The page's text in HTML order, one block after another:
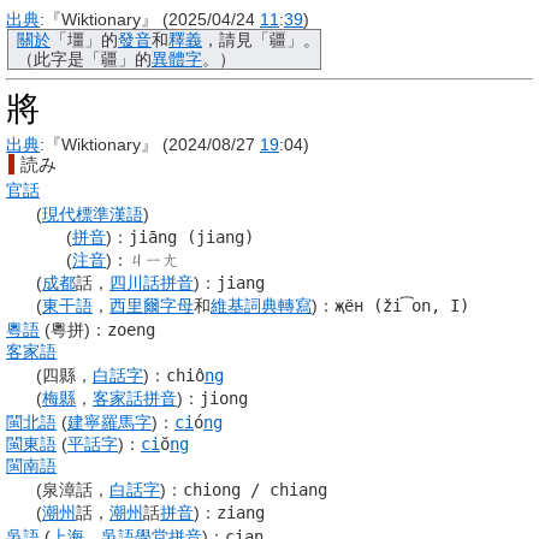
出典:『Wiktionary』 (2025/04/24 11 :39)
關於 「壃 」的發音和釋義 ，請見「疆 」。
（此字是「疆 」的異體字。）
將
出典:『Wiktionary』 (2024/08/27 19:04)
読み
官話
(現代標準漢語)
(拼音) ： jiāng (jiang)
(注音) ： ㄐㄧㄤ
(成都話， 四川話拼音) ： jiang
(東干語 ， 西里爾字母和維基詞典轉寫) ： җён (ži͡on, I)
粵語 (粵拼) ： zoeng
客家語
(四縣， 白話字) ： chiông
(梅縣 ， 客家話拼音) ： jiong
閩北語 (建寧羅馬字) ： ci óng
閩東語 (平話字) ： ci ŏng
閩南語
(泉漳話， 白話字) ： chiong / chiang
(潮州話， 潮州話拼音) ： ziang